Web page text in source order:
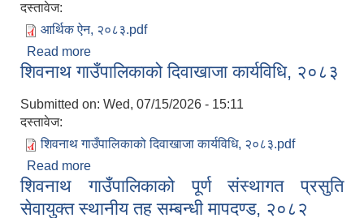
दस्तावेज:
आर्थिक ऐन, २०८३.pdf
Read more
शिवनाथ गाउँपालिकाको दिवाखाजा कार्यविधि, २०८३
Submitted on: Wed, 07/15/2026 - 15:11
दस्तावेज:
शिवनाथ गाउँपालिकाको दिवाखाजा कार्यविधि, २०८३.pdf
Read more
शिवनाथ गाउँपालिकाको पूर्ण संस्थागत प्रसुति
सेवायुक्त स्थानीय तह सम्बन्धी मापदण्ड, २०८२